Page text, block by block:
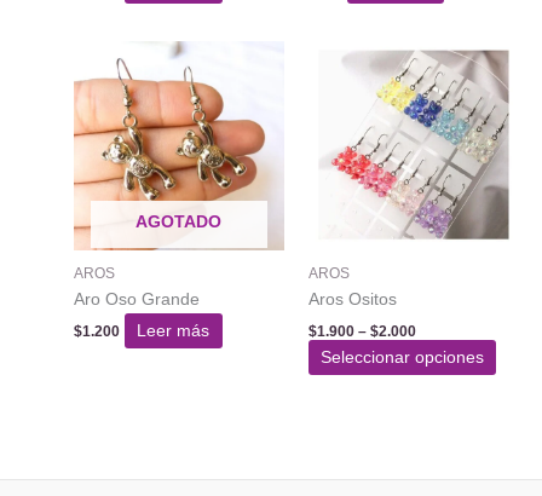
AGOTADO
AROS
Aro Oso Grande
$1.200 Leer más
AROS
Aros Ositos
$1.900 – $2.000Rango
precios:
Seleccionar opciones